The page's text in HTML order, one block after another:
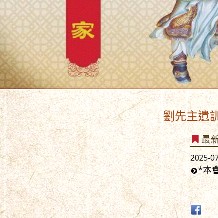
劉先主遺訓曰:「
最
2025-
*本